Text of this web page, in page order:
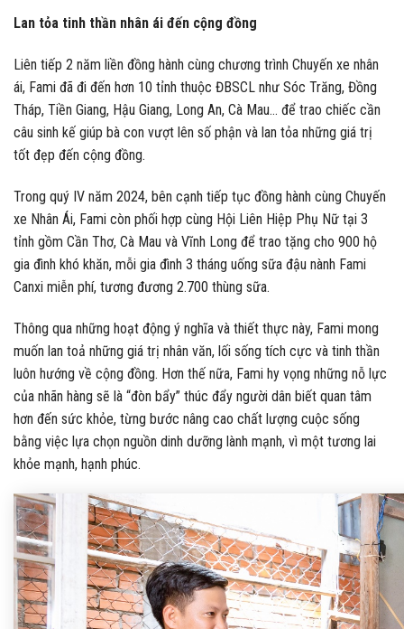
Lan tỏa tinh thần nhân ái đến cộng đồng
Liên tiếp 2 năm liền đồng hành cùng chương trình Chuyến xe nhân
ái, Fami đã đi đến hơn 10 tỉnh thuộc ĐBSCL như Sóc Trăng, Đồng
Tháp, Tiền Giang, Hậu Giang, Long An, Cà Mau… để trao chiếc cần
câu sinh kế giúp bà con vượt lên số phận và lan tỏa những giá trị
tốt đẹp đến cộng đồng.
Trong quý IV năm 2024, bên cạnh tiếp tục đồng hành cùng Chuyến
xe Nhân Ái, Fami còn phối hợp cùng Hội Liên Hiệp Phụ Nữ tại 3
tỉnh gồm Cần Thơ, Cà Mau và Vĩnh Long để trao tặng cho 900 hộ
gia đình khó khăn, mỗi gia đình 3 tháng uống sữa đậu nành Fami
Canxi miễn phí, tương đương 2.700 thùng sữa.
Thông qua những hoạt động ý nghĩa và thiết thực này, Fami mong
muốn lan toả những giá trị nhân văn, lối sống tích cực và tinh thần
luôn hướng về cộng đồng. Hơn thế nữa, Fami hy vọng những nỗ lực
của nhãn hàng sẽ là “đòn bẩy” thúc đẩy người dân biết quan tâm
hơn đến sức khỏe, từng bước nâng cao chất lượng cuộc sống
bằng việc lựa chọn nguồn dinh dưỡng lành mạnh, vì một tương lai
khỏe mạnh, hạnh phúc.